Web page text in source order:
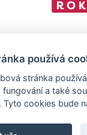
Stránky vytvořeny
používá
stránka
fungování a také
Tyto cookies bude